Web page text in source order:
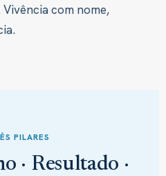
com nome,
PILARES
· Resultado ·